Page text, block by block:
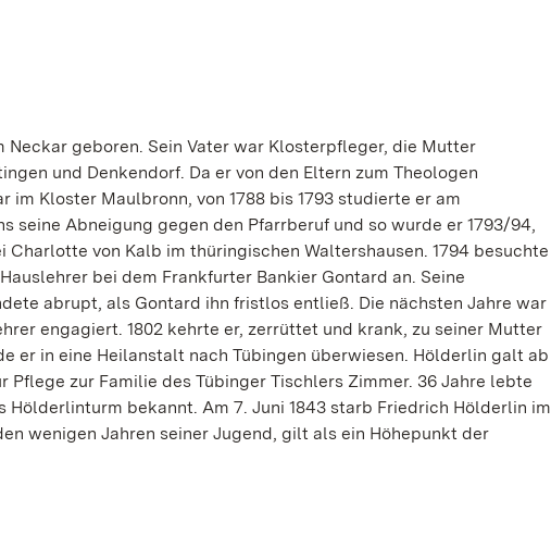
Neckar geboren. Sein Vater war Klosterpfleger, die Mutter
und Denkendorf. Da er von den Eltern zum Theologen
Kloster Maulbronn, von 1788 bis 1793 studierte er am
seine Abneigung gegen den Pfarrberuf und so wurde er 1793/94,
von Kalb im thüringischen Waltershausen. 1794 besuchte
bei dem Frankfurter Bankier Gontard an. Seine
abrupt, als Gontard ihn fristlos entließ. Die nächsten Jahre war
engagiert. 1802 kehrte er, zerrüttet und krank, zu seiner Mutter
er in eine Heilanstalt nach Tübingen überwiesen. Hölderlin galt ab
zur Familie des Tübinger Tischlers Zimmer. 36 Jahre lebte
bekannt. Am 7. Juni 1843 starb Friedrich Hölderlin im
wenigen Jahren seiner Jugend, gilt als ein Höhepunkt der